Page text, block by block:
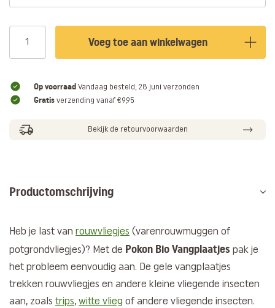
Voeg toe aan winkelwagen
Op voorraad Vandaag besteld, 28 juni verzonden
Gratis verzending vanaf €9,95
Bekijk de retourvoorwaarden
Productomschrijving
Heb je last van rouwvliegjes (varenrouwmuggen of
potgrondvliegjes)? Met de Pokon Bio Vangplaatjes pak je
het probleem eenvoudig aan. De gele vangplaatjes
trekken rouwvliegjes en andere kleine vliegende insecten
aan, zoals trips, witte vlieg of andere vliegende insecten.